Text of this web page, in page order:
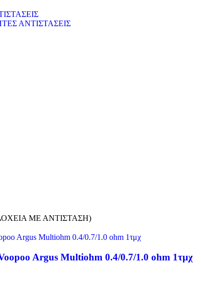
ΑΝΤΙΣΤΑΣΕΙΣ
ΜΕ ΑΝΤΙΣΤΑΣΗ)
Voopoo Argus Multiohm 0.4/0.7/1.0 ohm 1τμχ